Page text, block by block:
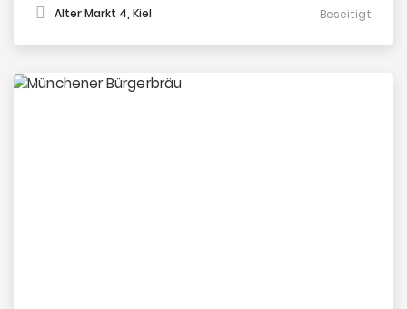
Alter Markt 4, Kiel
Beseitigt